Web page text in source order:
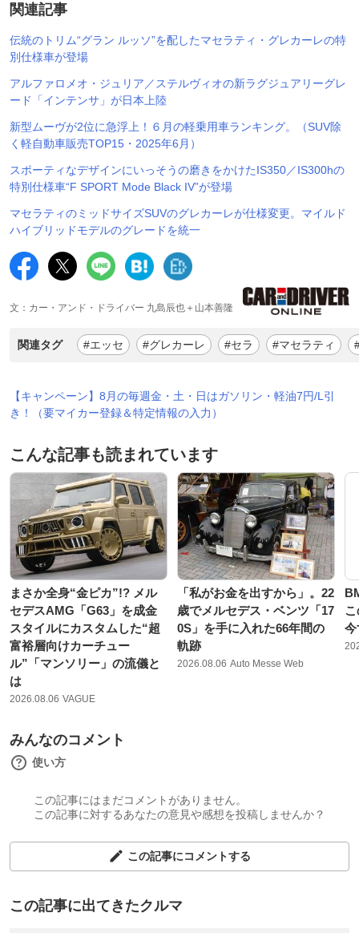
関連記事
伝統のトリム“グラン ルッソ”を配したマセラティ・グレカーレの特
別仕様車が登場
アルファロメオ・ジュリア／ステルヴィオの新ラグジュアリーグレ
ード「インテンサ」が日本上陸
新型ムーヴが2位に急浮上！６月の軽乗用車ランキング。（SUV除
く軽自動車販売TOP15・2025年6月）
スポーティなデザインにいっそうの磨きをかけたIS350／IS300hの
特別仕様車“F SPORT Mode Black IV”が登場
マセラティのミッドサイズSUVのグレカーレが仕様変更。マイルド
ハイブリッドモデルのグレードを統一
文：カー・アンド・ドライバー 九島辰也＋山本善隆
関連タグ #エッセ #グレカーレ #セラ #マセラティ
【キャンペーン】8月の毎週金・土・日はガソリン・軽油7円/L引
き！（要マイカー登録＆特定情報の入力）
こんな記事も読まれています
まさか全身“金ピカ”!? メル
セデスAMG「G63」を成金
スタイルにカスタムした“超
富裕層向けカーチュー
ル”「マンソリー」の流儀と
は
2026.08.06 VAGUE
「私がお金を出すから」。22
歳でメルセデス・ベンツ「17
0S」を手に入れた66年間の
軌跡
2026.08.06 Auto Messe Web
今
みんなのコメント
使い方
この記事にはまだコメントがありません。
この記事に対するあなたの意見や感想を投稿しませんか？
この記事にコメントする
この記事に出てきたクルマ